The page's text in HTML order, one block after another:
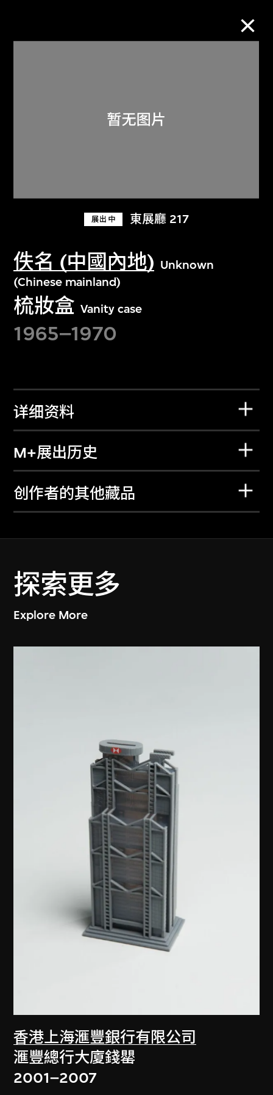
展出中 東展廳 217
佚名 (中國內地) Unknown
(Chinese mainland)
梳妝盒 Vanity case
1965–1970
详细资料
M+展出历史
创作者的其他藏品
探索更多
Explore More
香港上海滙豐銀行有限公司
滙豐總行大廈錢罌
2001–2007
关于M+藏品
探索世界顶级的二十及二十一世纪视觉
文化藏品。